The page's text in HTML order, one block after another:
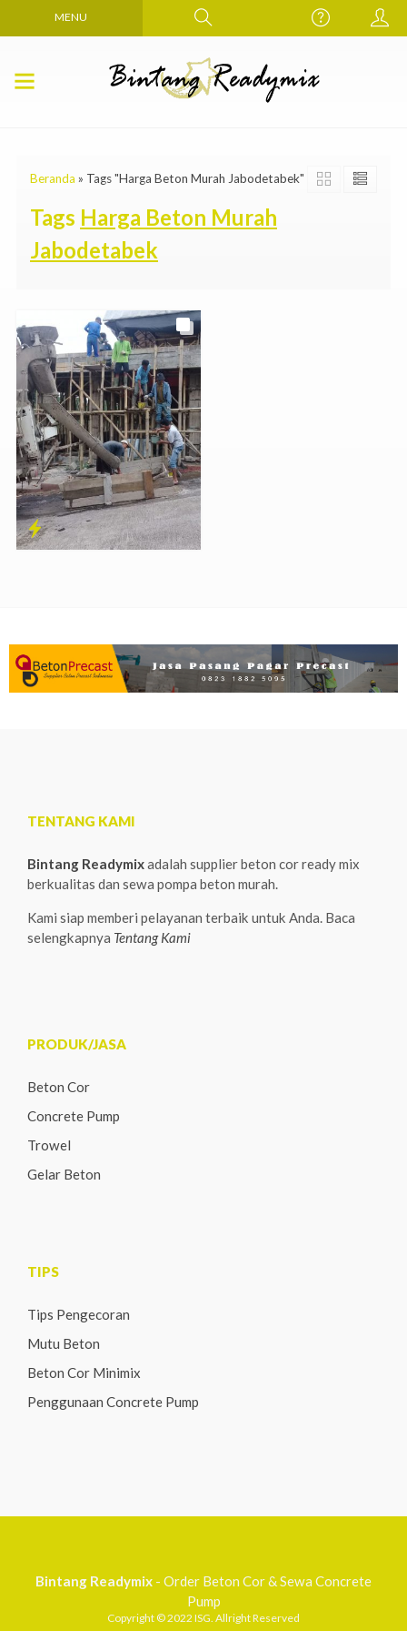
MENU
Beranda » Tags "Harga Beton Murah Jabodetabek"
Tags Harga Beton Murah
Jabodetabek
TENTANG KAMI
Bintang Readymixadalah supplier beton cor ready mix
berkualitas dan sewa pompa beton murah.
Kami siap memberi pelayanan terbaik untuk Anda. Baca
selengkapnya Tentang Kami
PRODUK/JASA
Beton Cor
Concrete Pump
Trowel
Gelar Beton
TIPS
Tips Pengecoran
Mutu Beton
Beton Cor Minimix
Penggunaan Concrete Pump
Bintang Readymix - Order Beton Cor & Sewa Concrete
Pump
Copyright © 2022 ISG. Allright Reserved